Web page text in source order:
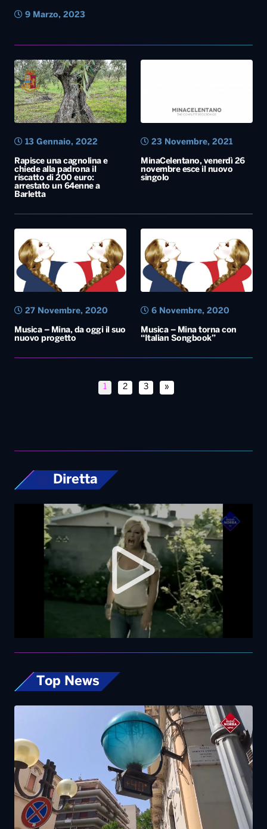
9 Marzo, 2023
Rapisce una cagnolina e
chiede alla padrona il
riscatto di 200 euro:
arrestato un 64enne a
Barletta
13 Gennaio, 2022
MinaCelentano, venerdì 26
novembre esce il nuovo
singolo
23 Novembre, 2021
Musica – Mina, da oggi il suo
nuovo progetto
27 Novembre, 2020
Musica – Mina torna con
“Italian Songbook”
6 Novembre, 2020
1 2 3 »
Diretta
Top News